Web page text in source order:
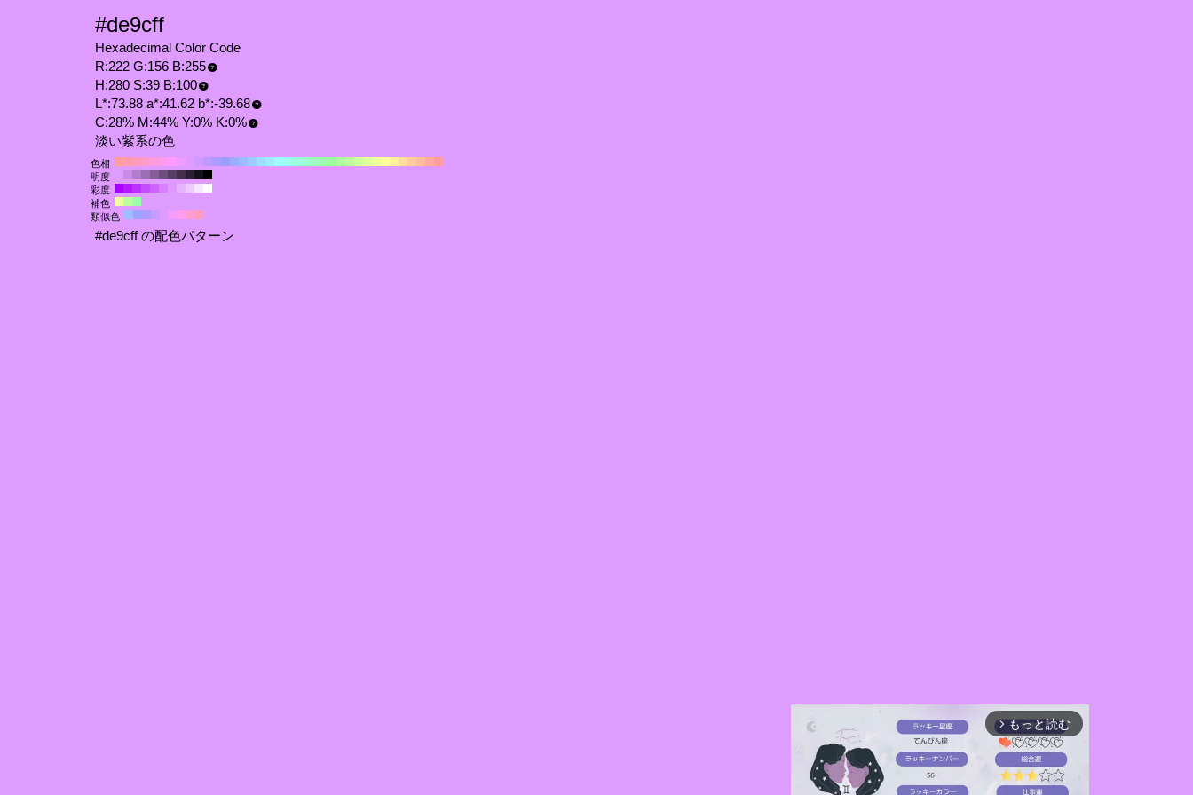
#de9cff
Hexadecimal Color Code
R:222 G:156 B:255
H:280 S:39 B:100
L*:73.88 a*:41.62 b*:-39.68
C:28% M:44% Y:0% K:0%
淡い紫系の色
色相
明度
彩度
補色
類似色
#de9cff の配色パターン
arrow_forward_ios もっと読む